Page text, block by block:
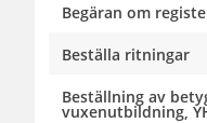
Begäran om
Beställa ritningar
Beställning av
vuxenutbildning,